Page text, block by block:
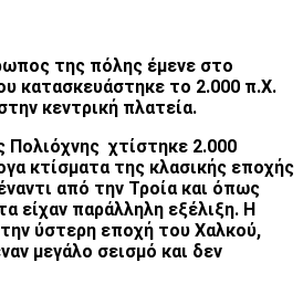
της πόλης έμενε στο
κατασκευάστηκε το 2.000 π.Χ.
κεντρική πλατεία.
Πολιόχνης χτίστηκε 2.000
κτίσματα της κλασικής εποχής
από την Τροία και όπως
είχαν παράλληλη εξέλιξη. Η
ύστερη εποχή του Χαλκού,
μεγάλο σεισμό και δεν